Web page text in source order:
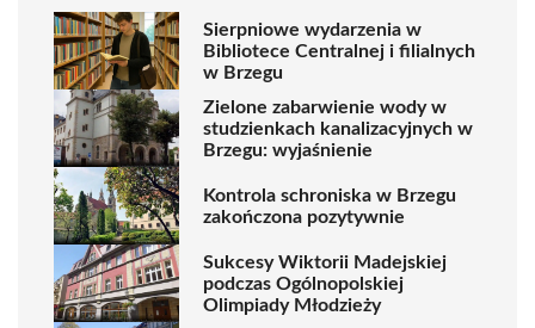
Sierpniowe wydarzenia w
Bibliotece Centralnej i filialnych
w Brzegu
Zielone zabarwienie wody w
studzienkach kanalizacyjnych w
Brzegu: wyjaśnienie
Kontrola schroniska w Brzegu
zakończona pozytywnie
Sukcesy Wiktorii Madejskiej
podczas Ogólnopolskiej
Olimpiady Młodzieży